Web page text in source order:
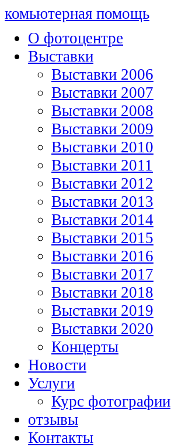
комьютерная помощь
О фотоцентре
Выставки
Выставки 2006
Выставки 2007
Выставки 2008
Выставки 2009
Выставки 2010
Выставки 2011
Выставки 2012
Выставки 2013
Выставки 2014
Выставки 2015
Выставки 2016
Выставки 2017
Выставки 2018
Выставки 2019
Выставки 2020
Концерты
Новости
Услуги
Курс фотографии
отзывы
Контакты